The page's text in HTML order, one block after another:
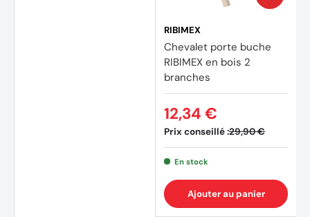
RIBIMEX
Chevalet porte buche
RIBIMEX en bois 2
branches
Prix conseillé :29,90 €
12,34 €
En stock
Ajouter au panier